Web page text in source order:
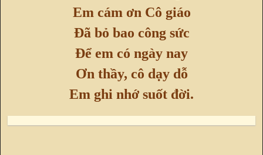
Em cám ơn Cô giáo
Đã bỏ bao công sức
Để em có ngày nay
Ơn thầy, cô dạy dỗ
Em ghi nhớ suốt đời.